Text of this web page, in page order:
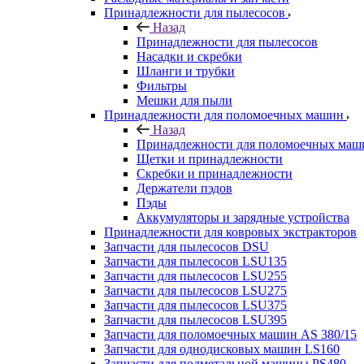
Принадлежности для пылесосов
Назад
Принадлежности для пылесосов
Насадки и скребки
Шланги и трубки
Фильтры
Мешки для пыли
Принадлежности для поломоечных машин
Назад
Принадлежности для поломоечных
Щетки и принадлежности
Скребки и принадлежности
Держатели пэдов
Пэды
Аккумуляторы и зарядные устройства
Принадлежности для ковровых экстракторов
Запчасти для пылесосов DSU
Запчасти для пылесосов LSU135
Запчасти для пылесосов LSU255
Запчасти для пылесосов LSU275
Запчасти для пылесосов LSU375
Запчасти для пылесосов LSU395
Запчасти для поломоечных машин AS 380/15
Запчасти для однодисковых машин LS160